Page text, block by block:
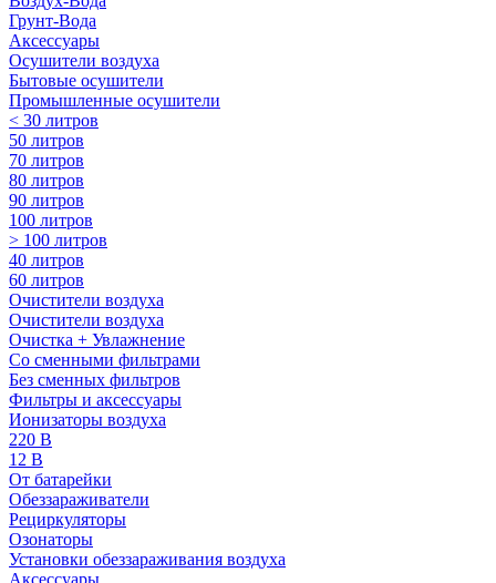
Грунт-Вода
Аксессуары
Осушители воздуха
Бытовые осушители
Промышленные осушители
< 30 литров
50 литров
70 литров
80 литров
90 литров
100 литров
> 100 литров
40 литров
60 литров
Очистители воздуха
Очистители воздуха
Очистка + Увлажнение
Cо сменными фильтрами
Без сменных фильтров
Фильтры и аксессуары
Ионизаторы воздуха
220 В
12 В
От батарейки
Обеззараживатели
Рециркуляторы
Озонаторы
Установки обеззараживания воздуха
Аксессуары